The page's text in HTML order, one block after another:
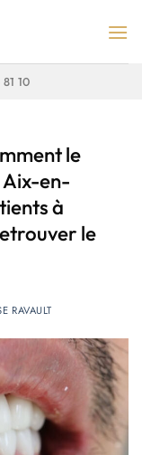
10
le
Aix-en-
à
le
RAVAULT